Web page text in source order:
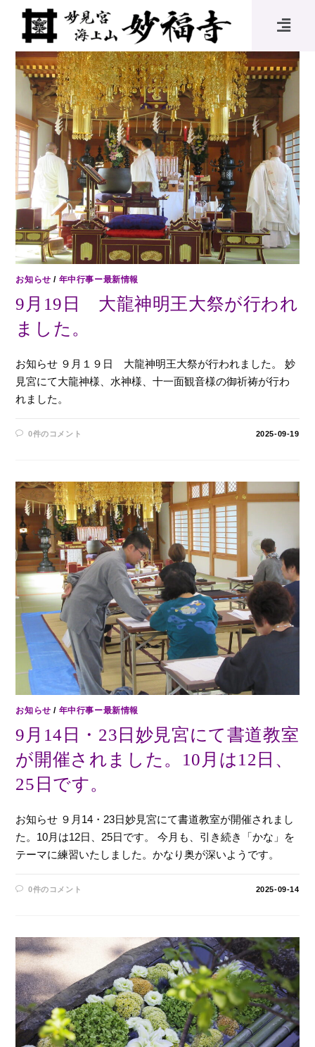
お知らせ / 年中行事ー最新情報
9月19日 大龍神明王大祭が行われ
ました。
お知らせ ９月１９日 大龍神明王大祭が行われました。 妙
見宮にて大龍神様、水神様、十一面観音様の御祈祷が行わ
れました。
0件のコメント 2025-09-19
お知らせ / 年中行事ー最新情報
9月14日・23日妙見宮にて書道教室
が開催されました。10月は12日、
25日です。
お知らせ ９月14・23日妙見宮にて書道教室が開催されまし
た。10月は12日、25日です。 今月も、引き続き「かな」を
テーマに練習いたしました。かなり奥が深いようです。
0件のコメント 2025-09-14